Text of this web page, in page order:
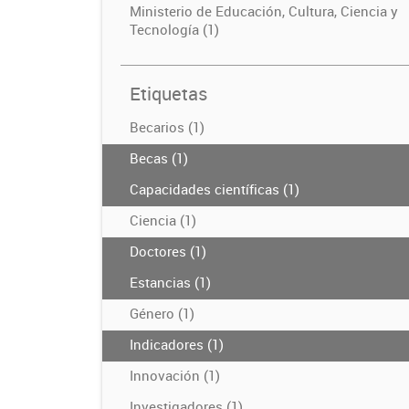
Ministerio de Educación, Cultura, Ciencia y
Tecnología (1)
Etiquetas
Becarios (1)
Becas (1)
Capacidades científicas (1)
Ciencia (1)
Doctores (1)
Estancias (1)
Género (1)
Indicadores (1)
Innovación (1)